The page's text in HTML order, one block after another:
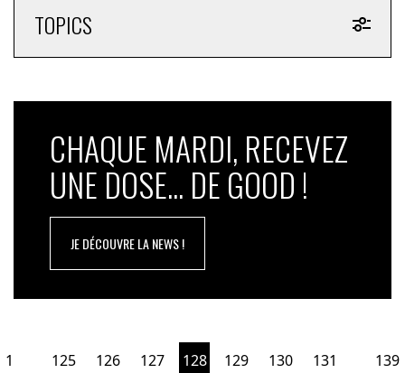
TOPICS
CHAQUE MARDI, RECEVEZ
UNE DOSE... DE GOOD !
JE DÉCOUVRE LA NEWS !
1 125 126 127 128 129 130 131 139